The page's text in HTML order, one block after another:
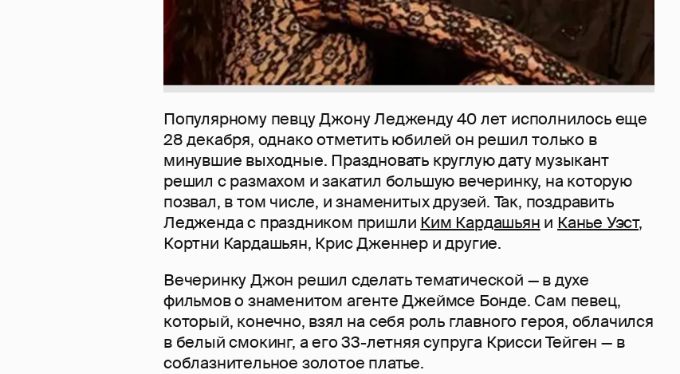
Популярному певцу Джону Ледженду 40 лет исполнилось еще
28 декабря, однако отметить юбилей он решил только в
минувшие выходные. Праздновать круглую дату музыкант
решил с размахом и закатил большую вечеринку, на которую
позвал, в том числе, и знаменитых друзей. Так, поздравить
Ледженда с праздником пришли Ким Кардашьян и Канье Уэст,
Кортни Кардашьян, Крис Дженнер и другие.
Вечеринку Джон решил сделать тематической — в духе
фильмов о знаменитом агенте Джеймсе Бонде. Сам певец,
который, конечно, взял на себя роль главного героя, облачился
в белый смокинг, а его 33-летняя супруга Крисси Тейген — в
соблазнительное золотое платье.